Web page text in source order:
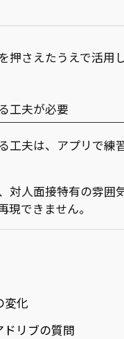
押さえたうえで活用
工夫が必要
工夫は、アプリで練
対人面接特有の雰囲
できません。
変化
リブの質問